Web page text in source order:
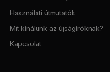
Használati útmutatók
Mit kínálunk az újságíróknak?
Kapcsolat